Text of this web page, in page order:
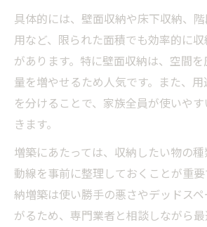
具体的には、壁面収納や床下収納、
用など、限られた面積でも効率的に
があります。特に壁面収納は、空間
量を増やせるため人気です。また、
を分けることで、家族全員が使いや
きます。
増築にあたっては、収納したい物の
動線を事前に整理しておくことが重
納増築は使い勝手の悪さやデッドス
がるため、専門業者と相談しながら